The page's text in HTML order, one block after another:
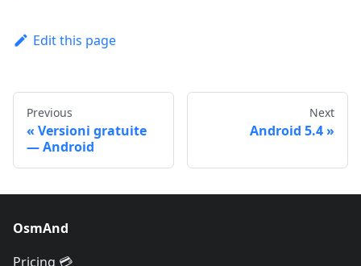
Edit this page
Previous
Versioni gratuite
— Android
Next
Android 5.4
OsmAnd
Pricing 💳